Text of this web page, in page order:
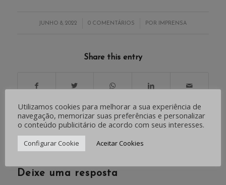
JUNHO 8, 2022
/ 0 COMENTÁRIOS
/ POR IMPRENSA
Share this entry
Deixe uma resposta
Utilizamos cookies para melhorar a sua experiência de
navegação, memorizar suas preferências e personalizar
o conteúdo publicitário de acordo com seus interesses.
Configurar Cookie Aceitar Cookies